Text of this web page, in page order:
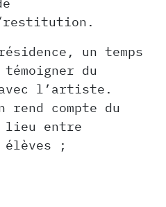
restitution.
un temps
du
avec l’artiste.
compte du
lieu entre
;